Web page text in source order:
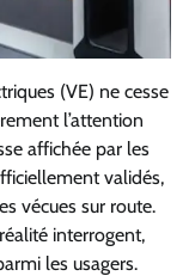
(VE) ne cesse
l’attention
affichée par les
validés,
vécues sur route.
interrogent,
les usagers.